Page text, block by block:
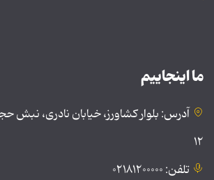
ما اینجاییم
آدرس: بلوار کشاورز، خیابان نادری،
۱۲
تلفن: ۰۲۱۸۱۲۰۰۰۰۰